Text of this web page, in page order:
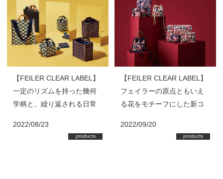
【FEILER CLEAR LABEL】
一定のリズムを持った幾何
学柄と、繰り返される日常
2022/08/23
products
【FEILER CLEAR LABEL】
フェイラーの原点ともいえ
る花をモチーフにした新コ
2022/09/20
products